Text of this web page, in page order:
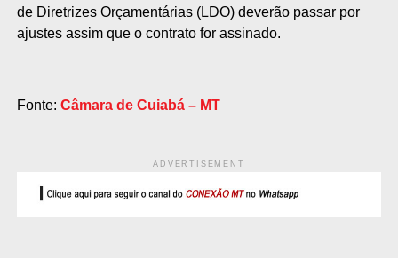
de Diretrizes Orçamentárias (LDO) deverão passar por
ajustes assim que o contrato for assinado.
Fonte: Câmara de Cuiabá – MT
ADVERTISEMENT